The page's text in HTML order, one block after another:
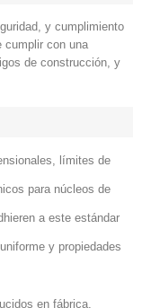
y cumplimiento
cumplir con una
de construcción, y
límites de
para núcleos de
a este estándar
y propiedades
en fábrica,